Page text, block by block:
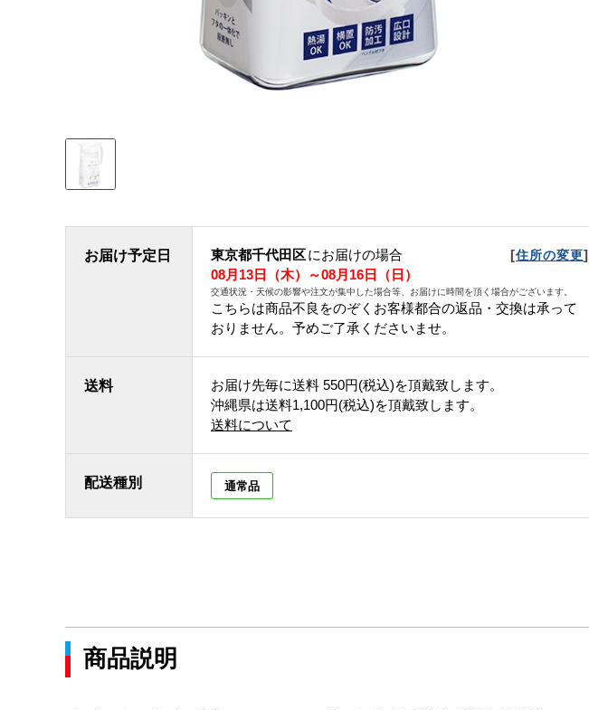
お届け予定日 東京都千代田区にお届けの場合 [住所の変更]
08月13日（木）～08月16日（日）
交通状況・天候の影響や注文が集中した場合等、お届けに時間を頂く場合がございます。
こちらは商品不良をのぞくお客様都合の返品・交換は承って
おりません。予めご了承くださいませ。
送料 お届け先毎に送料 550円(税込)を頂戴致します。
沖縄県は送料1,100円(税込)を頂戴致します。
送料について
配送種別 通常品
商品説明